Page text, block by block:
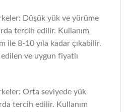
Düşük yük ve yürüme
tercih edilir. Kullanım
ile 8-10 yıla kadar çıkabilir.
edilen ve uygun fiyatlı
Orta seviyede yük
tercih edilir. Kullanım